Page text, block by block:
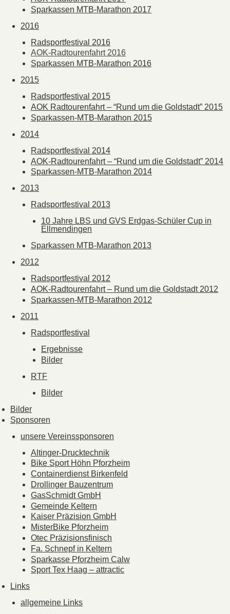
Sparkassen MTB-Marathon 2017
2016
Radsportfestival 2016
AOK-Radtourenfahrt 2016
Sparkassen MTB-Marathon 2016
2015
Radsportfestival 2015
AOK Radtourenfahrt – “Rund um die Goldstadt” 2015
Sparkassen-MTB-Marathon 2015
2014
Radsportfestival 2014
AOK-Radtourenfahrt – “Rund um die Goldstadt” 2014
Sparkassen-MTB-Marathon 2014
2013
Radsportfestival 2013
10 Jahre LBS und GVS Erdgas-Schüler Cup in
Ellmendingen
Sparkassen MTB-Marathon 2013
2012
Radsportfestival 2012
AOK-Radtourenfahrt – Rund um die Goldstadt 2012
Sparkassen-MTB-Marathon 2012
2011
Radsportfestival
Ergebnisse
Bilder
RTF
Bilder
Bilder
Sponsoren
unsere Vereinssponsoren
Altinger-Drucktechnik
Bike Sport Höhn Pforzheim
Containerdienst Birkenfeld
Drollinger Bauzentrum
GasSchmidt GmbH
Gemeinde Keltern
Kaiser Präzision GmbH
MisterBike Pforzheim
Otec Präzisionsfinisch
Fa. Schnepf in Keltern
Sparkasse Pforzheim Calw
Sport Tex Haag – attractic
Links
allgemeine Links